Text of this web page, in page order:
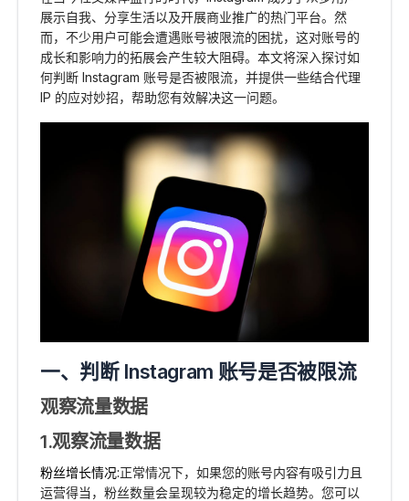
展示自我、分享生活以及开展商业推广的热门平台。然
而，不少用户可能会遭遇账号被限流的困扰，这对账号的
成长和影响力的拓展会产生较大阻碍。本文将深入探讨如
何判断 Instagram 账号是否被限流，并提供一些结合代理
IP 的应对妙招，帮助您有效解决这一问题。
一、判断 Instagram 账号是否被限流
观察流量数据
1.观察流量数据
粉丝增长情况:正常情况下，如果您的账号内容有吸引力且
运营得当，粉丝数量会呈现较为稳定的增长趋势。您可以